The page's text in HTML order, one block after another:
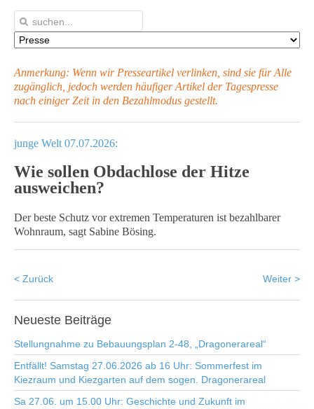
Anmerkung: Wenn wir Presseartikel verlinken, sind sie für Alle
zugänglich, jedoch werden häufiger Artikel der Tagespresse
nach einiger Zeit in den Bezahlmodus gestellt.
junge Welt 07.07.2026:
Wie sollen Obdachlose der Hitze
ausweichen?
Der beste Schutz vor extremen Temperaturen ist bezahlbarer
Wohnraum, sagt Sabine Bösing.
< Zurück Weiter >
Neueste Beiträge
Stellungnahme zu Bebauungsplan 2-48, „Dragonerareal“
Entfällt! Samstag 27.06.2026 ab 16 Uhr: Sommerfest im
Kiezraum und Kiezgarten auf dem sogen. Dragonerareal
Sa 27.06. um 15.00 Uhr: Geschichte und Zukunft im